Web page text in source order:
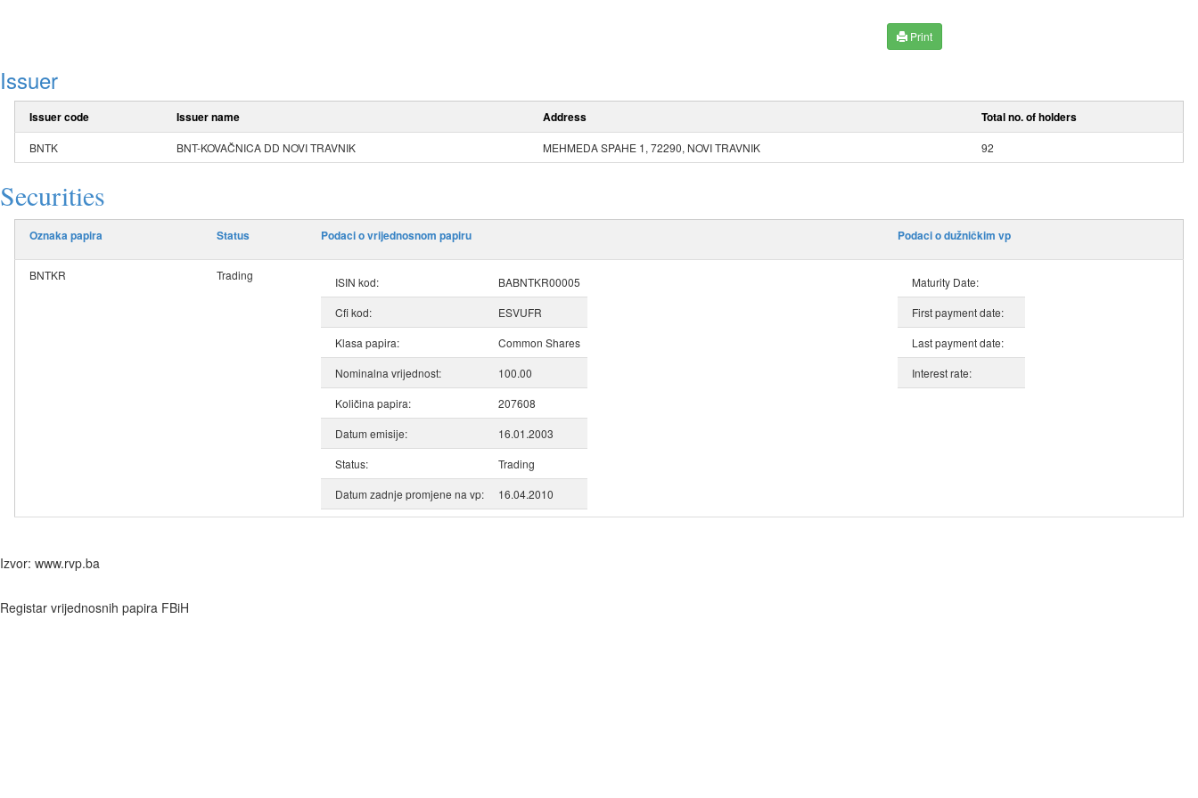
Print
Issuer
Issuer code Issuer name Address Total no. of holders
BNTK BNT-KOVAČNICA DD NOVI TRAVNIK MEHMEDA SPAHE 1, 72290, NOVI TRAVNIK 92
Securities
Oznaka papira Status Podaci o vrijednosnom papiru Podaci o dužničkim vp
BNTKR Trading ISIN kod:
BABNTKR00005
Cfi kod:
ESVUFR
Klasa papira:
Common Shares
Nominalna vrijednost:
100.00
Količina papira:
207608
Datum emisije:
16.01.2003
Status:
Trading
Datum zadnje promjene na vp:
16.04.2010
Maturity Date:
First payment date:
Last payment date:
Interest rate:
Izvor: www.rvp.ba
Registar vrijednosnih papira FBiH